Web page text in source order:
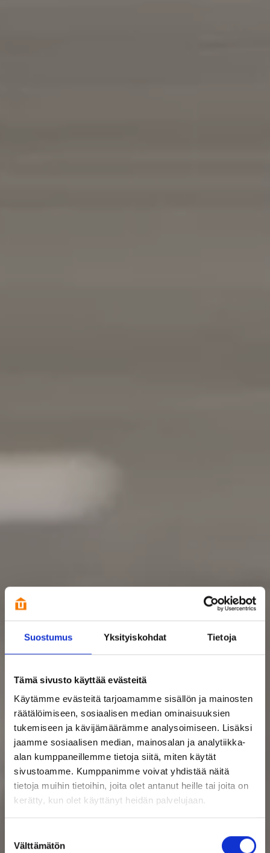
Suostumus Yksityiskohdat Tietoja
Tämä sivusto käyttää evästeitä
Käytämme evästeitä tarjoamamme sisällön ja mainosten
räätälöimiseen, sosiaalisen median ominaisuuksien
tukemiseen ja kävijämäärämme analysoimiseen. Lisäksi
jaamme sosiaalisen median, mainosalan ja analytiikka-
alan kumppaneillemme tietoja siitä, miten käytät
sivustoamme. Kumppanimme voivat yhdistää näitä
tietoja muihin tietoihin, joita olet antanut heille tai joita on
kerätty, kun olet käyttänyt heidän palvelujaan.
valinta
Välttämätön